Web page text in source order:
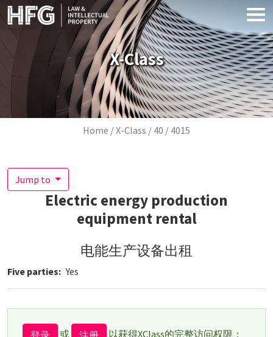
Skip to main content
X-Class
Breadcrumb
Home X-Class 40 4015
Jump to
Electric energy production
equipment rental
电能生产设备出租
Five parties Yes
或 以获得XClass的完整访问权限：